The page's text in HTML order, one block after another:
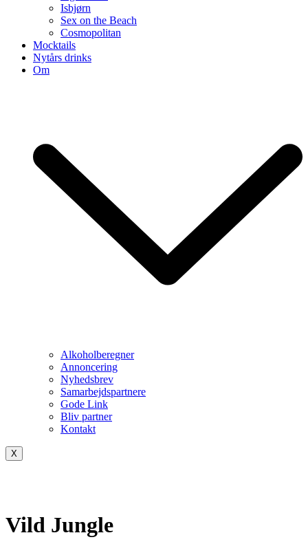
Isbjørn
Sex on the Beach
Cosmopolitan
Mocktails
Nytårs drinks
Om
Alkoholberegner
Annoncering
Nyhedsbrev
Samarbejdspartnere
Gode Link
Bliv partner
Kontakt
X
Vild Jungle